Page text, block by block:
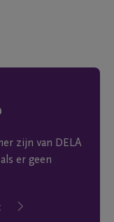
zijn van DELA
er geen